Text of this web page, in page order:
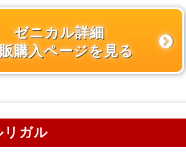
ゼニカル詳細
購入ページを見る
ガル